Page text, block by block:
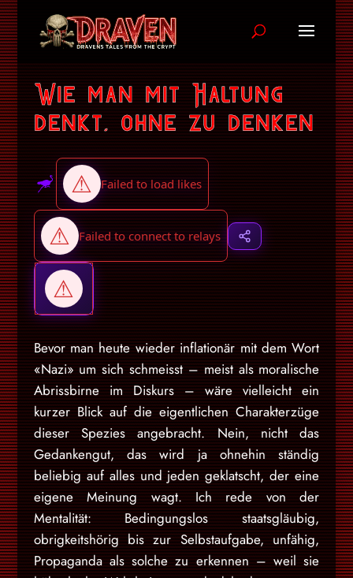
Wie man mit Haltung
denkt, ohne zu denken
Bevor man heute wieder inflationär mit dem Wort
«Nazi» um sich schmeisst – meist als moralische
Abrissbirne im Diskurs – wäre vielleicht ein
kurzer Blick auf die eigentlichen Charakterzüge
dieser Spezies angebracht. Nein, nicht das
Gedankengut, das wird ja ohnehin ständig
beliebig auf alles und jeden geklatscht, der eine
eigene Meinung wagt. Ich rede von der
Mentalität: Bedingungslos staatsgläubig,
obrigkeitshörig bis zur Selbstaufgabe, unfähig,
Propaganda als solche zu erkennen – weil sie